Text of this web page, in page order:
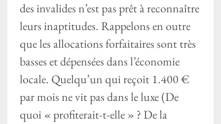
des invalides n’est pas prêt à reconnaître
leurs inaptitudes. Rappelons en outre
que les allocations forfaitaires sont très
basses et dépensées dans l’économie
locale. Quelqu’un qui reçoit 1.400 €
par mois ne vit pas dans le luxe (De
quoi « profiterait-t-elle » ? De la